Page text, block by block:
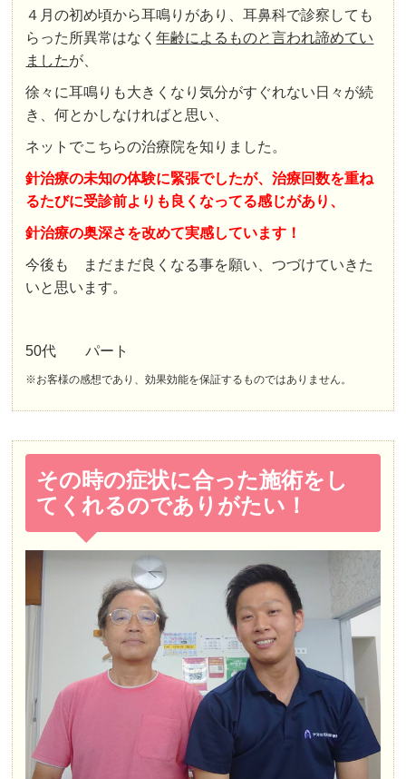
４月の初め頃から耳鳴りがあり、耳鼻科で診察しても
らった所異常はなく年齢によるものと言われ諦めてい
ましたが、
徐々に耳鳴りも大きくなり気分がすぐれない日々が続
き、何とかしなければと思い、
ネットでこちらの治療院を知りました。
針治療の未知の体験に緊張でしたが、治療回数を重ね
るたびに受診前よりも良くなってる感じがあり、
針治療の奥深さを改めて実感しています！
今後も まだまだ良くなる事を願い、つづけていきた
いと思います。
50代 パート
※お客様の感想であり、効果効能を保証するものではありません。
その時の症状に合った施術をし
てくれるのでありがたい！